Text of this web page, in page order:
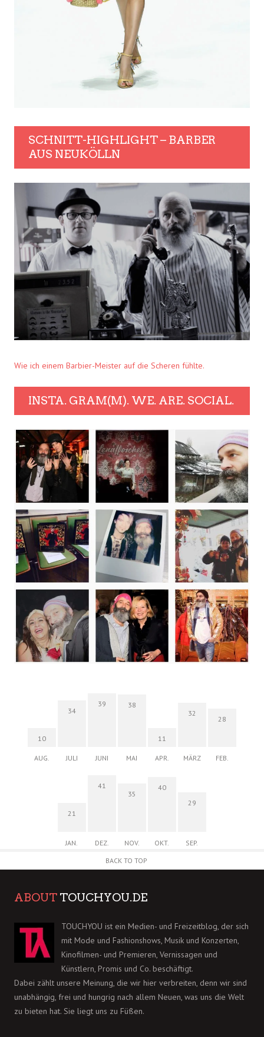
SCHNITT-HIGHLIGHT – BARBER
AUS NEUKÖLLN
Wie ich einem Barbier-Meister auf die Scheren fühlte.
INSTA. GRAM(M). WE. ARE. SOCIAL.
10
AUG.
34
JULI
39
JUNI
38
MAI
11
APR.
32
MÄRZ
28
FEB.
21
JAN.
41
DEZ.
35
NOV.
40
OKT.
29
SEP.
BACK TO TOP
ABOUT TOUCHYOU.DE
TOUCHYOU ist ein Medien- und Freizeitblog, der sich
mit Mode und Fashionshows, Musik und Konzerten,
Kinofilmen- und Premieren, Vernissagen und
Künstlern, Promis und Co. beschäftigt.
Dabei zählt unsere Meinung, die wir hier verbreiten, denn wir sind
unabhängig, frei und hungrig nach allem Neuen, was uns die Welt
zu bieten hat. Sie liegt uns zu Füßen.